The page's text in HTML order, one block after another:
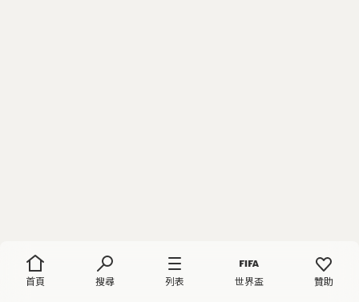
首頁 搜尋 列表 世界盃 贊助